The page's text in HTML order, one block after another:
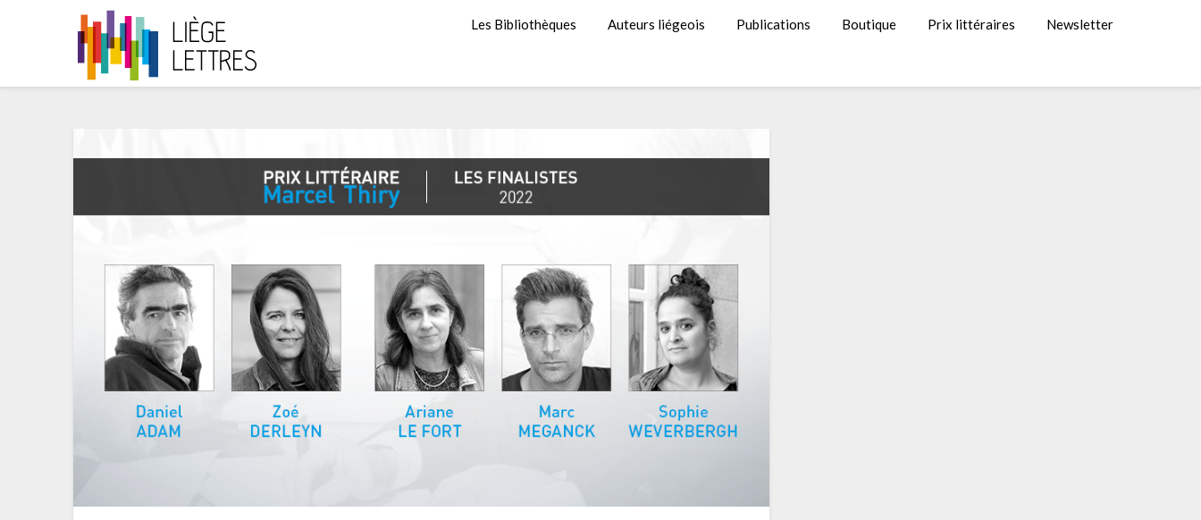
Les Bibliothèques Auteurs liégeois Publications Boutique Prix littéraires Newsletter